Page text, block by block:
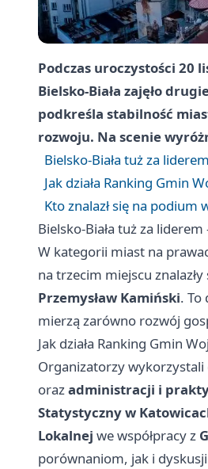
Podczas uroczystości 20
Bielsko‑Biała zajęło
podkreśla stabilność
rozwoju. Na scenie
Bielsko‑Biała tuż za
Jak działa Ranking Gmin
Kto znalazł się na podium
Bielsko‑Biała tuż za
W kategorii miast na
na trzecim miejscu znalazły
Przemysław Kamiński. To
mierzą zarówno rozwój
Jak działa Ranking Gmin
Organizatorzy wykorzystali
orazadministracji i
Statystyczny w
Lokalnej we współpracy z
porównaniom, jak i